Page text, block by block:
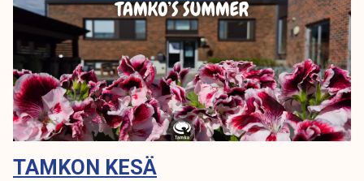
e
a
k
s
ä
l
l
ä
TAMKON KESÄ